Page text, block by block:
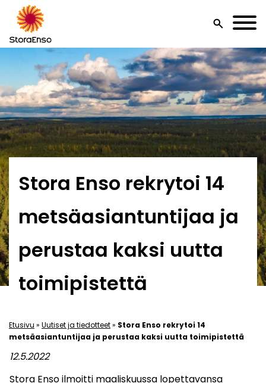
search
Stora Enso rekrytoi 14
metsäasiantuntijaa ja
perustaa kaksi uutta
toimipistettä
Etusivu » Uutiset ja tiedotteet» Stora Enso rekrytoi 14
metsäasiantuntijaa ja perustaa kaksi uutta toimipistettä
12.5.2022
Stora Enso ilmoitti maaliskuussa lopettavansa